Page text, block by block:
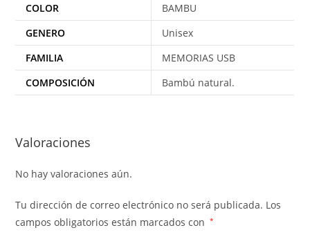
COLOR
BAMBU
GENERO
Unisex
FAMILIA
MEMORIAS USB
COMPOSICIÓN
Bambú natural.
Valoraciones
No hay valoraciones aún.
Tu dirección de correo electrónico no será publicada. Los
campos obligatorios están marcados con
*